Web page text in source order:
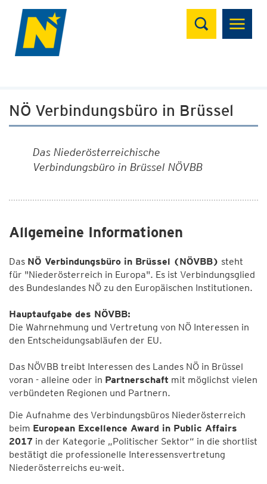
Suchen
NÖ Verbindungsbüro in Brüssel
Das Niederösterreichische
Verbindungsbüro in Brüssel NÖVBB
Allgemeine Informationen
Das NÖ Verbindungsbüro in Brüssel (NÖVBB) steht
für "Niederösterreich in Europa". Es ist Verbindungsglied
des Bundeslandes NÖ zu den Europäischen Institutionen.
Hauptaufgabe des NÖVBB:
Die Wahrnehmung und Vertretung von NÖ Interessen in
den Entscheidungsabläufen der EU.
Das NÖVBB treibt Interessen des Landes NÖ in Brüssel
voran - alleine oder in Partnerschaft mit möglichst vielen
verbündeten Regionen und Partnern.
Die Aufnahme des Verbindungsbüros Niederösterreich
beim European Excellence Award in Public Affairs
2017 in der Kategorie „Politischer Sektor“ in die shortlist
bestätigt die professionelle Interessensvertretung
Niederösterreichs eu-weit.